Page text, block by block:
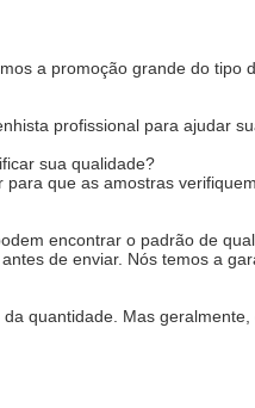
a promoção grande do tipo
profissional para ajudar
sua qualidade?
que as amostras
encontrar o padrão de
de enviar. Nós temos a
quantidade. Mas